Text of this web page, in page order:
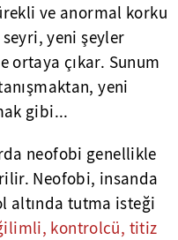
ve anormal korku
yeni şeyler
ortaya çıkar. Sunum
yeni
gibi...
neofobi genellikle
Neofobi, insanda
altında tutma isteği
kontrolcü, titiz